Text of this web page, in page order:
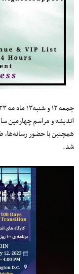
اندیشه و مراسم چهارمین
شد.